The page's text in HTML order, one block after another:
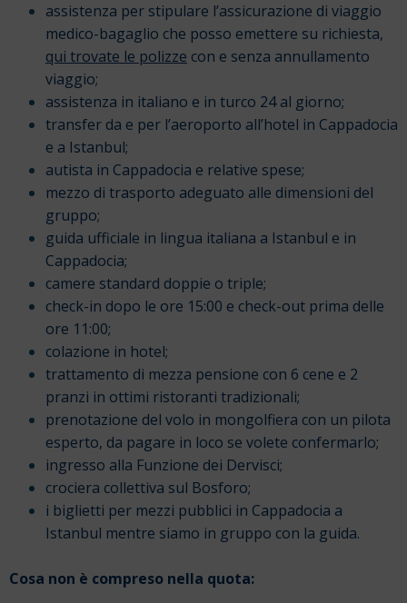
assistenza per stipulare l’assicurazione di viaggio
medico-bagaglio che posso emettere su richiesta,
qui trovate le polizze con e senza annullamento
viaggio;
assistenza in italiano e in turco 24 al giorno;
transfer da e per l’aeroporto all’hotel in Cappadocia
e a Istanbul;
autista in Cappadocia e relative spese;
mezzo di trasporto adeguato alle dimensioni del
gruppo;
guida ufficiale in lingua italiana a Istanbul e in
Cappadocia;
camere standard doppie o triple;
check-in dopo le ore 15:00 e check-out prima delle
ore 11:00;
colazione in hotel;
trattamento di mezza pensione con 6 cene e 2
pranzi in ottimi ristoranti tradizionali;
prenotazione del volo in mongolfiera con un pilota
esperto, da pagare in loco se volete confermarlo;
ingresso alla Funzione dei Dervisci;
crociera collettiva sul Bosforo;
i biglietti per mezzi pubblici in Cappadocia a
Istanbul mentre siamo in gruppo con la guida.
Cosa non è compreso nella quota: